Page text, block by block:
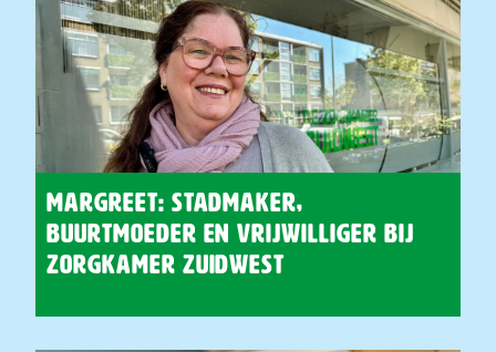
Margreet: Stadmaker,
Buurtmoeder en vrijwilliger bij
Zorgkamer Zuidwest